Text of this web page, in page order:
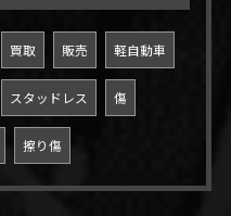
買取 販売 軽自動車
スタッドレス 傷
擦り傷